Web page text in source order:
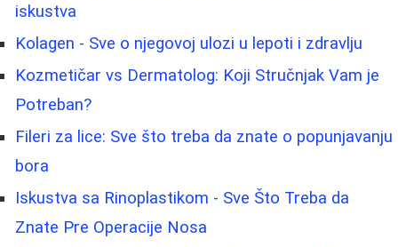
iskustva
Kolagen - Sve o njegovoj ulozi u lepoti i zdravlju
Kozmetičar vs Dermatolog: Koji Stručnjak Vam je
Potreban?
Fileri za lice: Sve što treba da znate o popunjavanju
bora
Iskustva sa Rinoplastikom - Sve Što Treba da
Znate Pre Operacije Nosa